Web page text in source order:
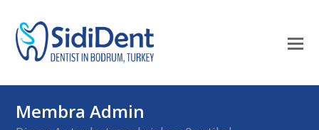
Membra Admin